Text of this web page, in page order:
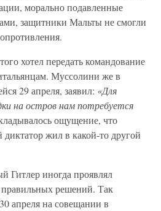
морально подавленные
защитники Мальты не смогли
хотел передать командование
Муссолини же в
29 апреля, заявил: «Для
на остров нам потребуется
ощущение, что
жил в какой-то другой
Гитлер иногда проявлял
решений. Так
апреля на совещании в